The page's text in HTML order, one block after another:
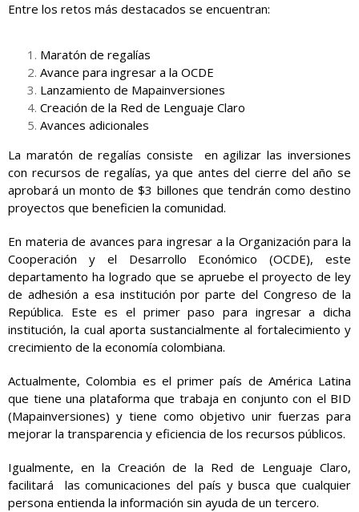
Entre los retos más destacados se encuentran:
Maratón de regalías
Avance para ingresar a la OCDE
Lanzamiento de Mapainversiones
Creación de la Red de Lenguaje Claro
Avances adicionales
La maratón de regalías consiste en agilizar las inversiones
con recursos de regalías, ya que antes del cierre del año se
aprobará un monto de $3 billones que tendrán como destino
proyectos que beneficien la comunidad.
En materia de avances para ingresar a la Organización para la
Cooperación y el Desarrollo Económico (OCDE), este
departamento ha logrado que se apruebe el proyecto de ley
de adhesión a esa institución por parte del Congreso de la
República. Este es el primer paso para ingresar a dicha
institución, la cual aporta sustancialmente al fortalecimiento y
crecimiento de la economía colombiana.
Actualmente, Colombia es el primer país de América Latina
que tiene una plataforma que trabaja en conjunto con el BID
(Mapainversiones) y tiene como objetivo unir fuerzas para
mejorar la transparencia y eficiencia de los recursos públicos.
Igualmente, en la Creación de la Red de Lenguaje Claro,
facilitará las comunicaciones del país y busca que cualquier
persona entienda la información sin ayuda de un tercero.